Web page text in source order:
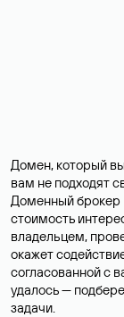
Домен, который
вам не подходят
Доменный брокер
стоимость
владельцем,
окажет
согласованной с
удалось —
задачи.